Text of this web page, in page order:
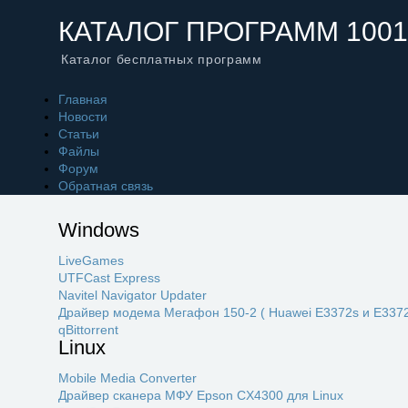
КАТАЛОГ ПРОГРАММ
Каталог бесплатных программ
Главная
Новости
Статьи
Файлы
Форум
Обратная связь
Windows
LiveGames
UTFCast Express
Navitel Navigator Updater
Драйвер модема Мегафон 150-2 ( Huawei E3372s и
qBittorrent
Linux
Mobile Media Converter
Драйвер сканера МФУ Epson CX4300 для Linux